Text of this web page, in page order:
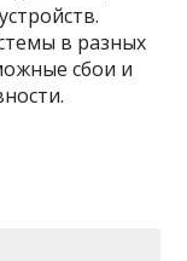
в разных
сбои и